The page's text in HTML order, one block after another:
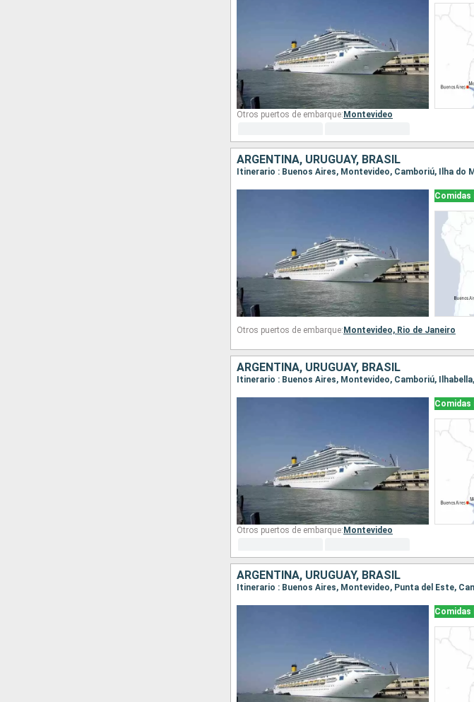
Otros puertos de embarque: Montevideo
ARGENTINA, URUGUAY, BRASIL
Itinerario : Buenos Aires, Montevideo, Camboriú, Ilha do
Comidas
Otros puertos de embarque: Montevideo, Rio de Janeiro
ARGENTINA, URUGUAY, BRASIL
Itinerario : Buenos Aires, Montevideo, Camboriú,
Comidas
Otros puertos de embarque: Montevideo
ARGENTINA, URUGUAY, BRASIL
Comidas